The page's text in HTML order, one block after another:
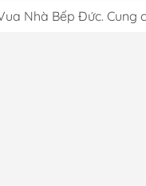
các
Nhà Bếp Đức. Cung